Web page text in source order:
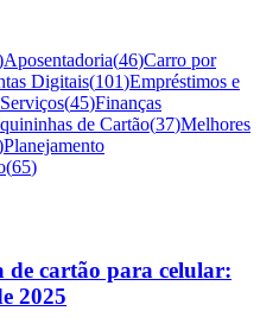
Aposentadoria(46)Carro por
Digitais(101)Empréstimos e
(45)Finanças
de Cartão(37)Melhores
Planejamento
(65)
cartão para celular:
2025